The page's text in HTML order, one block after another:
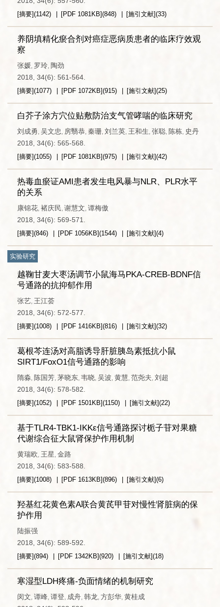
[摘要](1142) [PDF 1081KB](848) [施引文献](33)
养阴填精化瘀合剂对癌症恶病质患者的临床疗效观
察
张媛, 罗玲, 陶劲
2018, 34(6): 561-564.
[摘要](1077) [PDF 1072KB](915) [施引文献](25)
白芥子涂方穴位贴敷防治支气管哮喘的临床研究
刘成勇, 吴文忠 , 房翳恭, 秦珊, 刘兰英, 王和生, 张聪, 陈栋, 史丹
2018, 34(6): 565-568.
[摘要](1055) [PDF 1081KB](975) [施引文献](42)
热毒血瘀证AMI患者发生电风暴与NLR、PLR水平
的关系
康锦花, 褚庆民, 谢慧文, 谭梅傲
2018, 34(6): 569-571.
[摘要](846) [PDF 1056KB](1544) [施引文献](4)
实验研究
越鞠甘麦大枣汤调节小鼠海马PKA-CREB-BDNF信
号通路的抗抑郁作用
张艺, 王江荟
2018, 34(6): 572-577.
[摘要](1008) [PDF 1416KB](816) [施引文献](32)
葛根芩连汤对高脂诱导肝脏胰岛素抵抗小鼠
SIRT1/FoxO1信号通路的影响
隋淼, 陈国芳, 茅晓东, 韦晓, 吴波, 黄慧, 范尧夫, 刘超
2018, 34(6): 578-582.
[摘要](1052) [PDF 1501KB](1150) [施引文献](22)
基于TLR4-TBK1-IKKε信号通路探讨栀子苷对果糖
代谢综合征大鼠肾保护作用机制
黄瑞欧, 王星, 金路
2018, 34(6): 583-588.
[摘要](1008) [PDF 1613KB](896) [施引文献](6)
羟基红花黄色素A联合黄芪甲苷对慢性肾脏病的保
护作用
陆振强
2018, 34(6): 589-592.
[摘要](894) [PDF 1342KB](920) [施引文献](18)
寒湿型LDH疼痛-负面情绪的机制研究
闵文, 谭峰, 谭登, 成舟, 韩龙, 方彭华, 黄桂成